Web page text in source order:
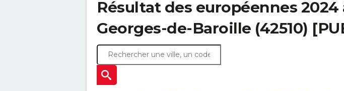
Résultat des européennes 2024
Georges-de-Baroille (42510)